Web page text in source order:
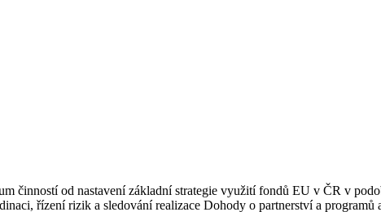
činností od nastavení základní strategie využití fondů EU v ČR v
řízení rizik a sledování realizace Dohody o partnerství a programů